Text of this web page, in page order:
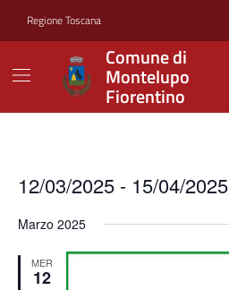
Regione Toscana
Comune di
Montelupo
Fiorentino
12/03/2025 - 15/04/2025
la
data.
Marzo 2025
MER
12